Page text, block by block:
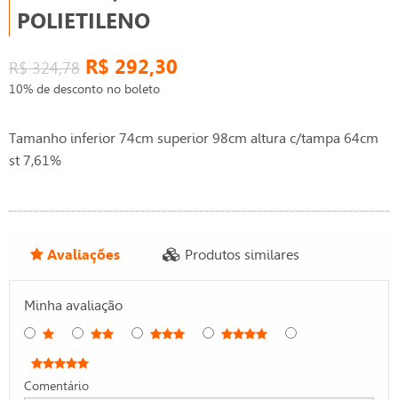
POLIETILENO
R$ 324,78 R$ 292,30
10% de desconto no boleto
Tamanho inferior 74cm superior 98cm altura c/tampa 64cm
st 7,61%
Avaliações Produtos similares
Minha avaliação
Comentário